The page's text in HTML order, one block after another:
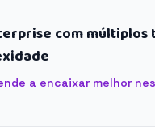
com múltiplos
a encaixar melhor